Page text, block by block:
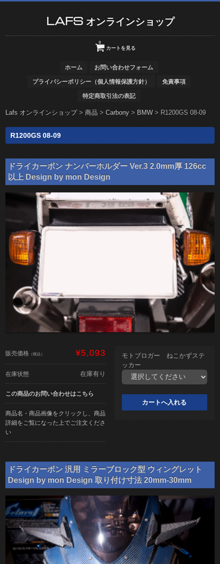
LAFS オンラインショップ
カートを見る
0
ホーム お問い合わせフォーム
プライバシーポリシー（個人情報保護方針） 免責事項
特定商取引法の表記
Lafs オンラインショップ>商品 >Carbony > BMW > R1200GS 08-09
R1200GS 08-09
ドライカーボン ナンバーホルダー Ver.3 2.0mm厚 126cc
以上 Design by mon Design
販売価格 （税込） ¥5,093
在庫状態 在庫有り
この商品のお問い合わせはこちら
商品名・商品画像をクリックし、商品
詳細をご覧になった上でご注文くださ
い
モトブロガー ねこかずステ
ッカー
ドライカーボン 汎用 ミラーブロック型 ウィングレット
Design by mon Design 取り付け寸法 20mm-30mm